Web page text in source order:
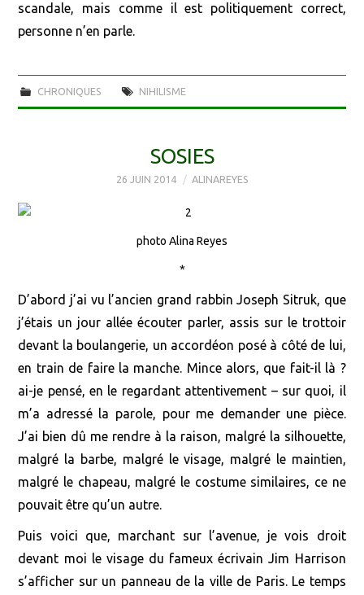
scandale, mais comme il est politiquement correct,
personne n’en parle.
CHRONIQUES NIHILISME
SOSIES
26 JUIN 2014 ALINAREYES
photo Alina Reyes
*
D’abord j’ai vu l’ancien grand rabbin Joseph Sitruk, que
j’étais un jour allée écouter parler, assis sur le trottoir
devant la boulangerie, un accordéon posé à côté de lui,
en train de faire la manche. Mince alors, que fait-il là ?
ai-je pensé, en le regardant attentivement – sur quoi, il
m’a adressé la parole, pour me demander une pièce.
J’ai bien dû me rendre à la raison, malgré la silhouette,
malgré la barbe, malgré le visage, malgré le maintien,
malgré le chapeau, malgré le costume similaires, ce ne
pouvait être qu’un autre.
Puis voici que, marchant sur l’avenue, je vois droit
devant moi le visage du fameux écrivain Jim Harrison
s’afficher sur un panneau de la ville de Paris. Le temps